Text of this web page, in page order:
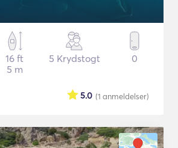
16 ft
5 m
5 Krydstogt 0
(1 anmeldelser)
5.0